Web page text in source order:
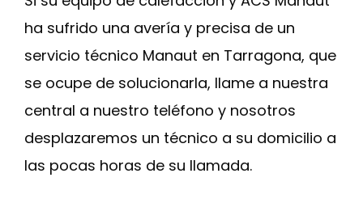
ha sufrido una avería y precisa de un
servicio técnico Manaut en Tarragona, que
se ocupe de solucionarla, llame a nuestra
central a nuestro teléfono y nosotros
desplazaremos un técnico a su domicilio a
las pocas horas de su llamada.